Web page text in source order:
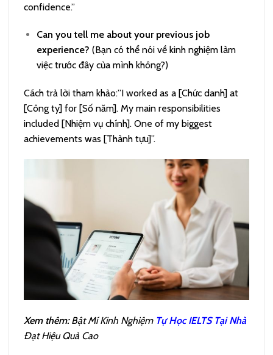
confidence.”
Can you tell me about your previous job
experience? (Bạn có thể nói về kinh nghiệm làm
việc trước đây của mình không?)
Cách trả lời tham khảo:”I worked as a [Chức danh] at
[Công ty] for [Số năm]. My main responsibilities
included [Nhiệm vụ chính]. One of my biggest
achievements was [Thành tựu]”.
Xem thêm:Bật Mí Kinh Nghiệm Tự Học IELTS Tại Nhà
Đạt Hiệu Quả Cao